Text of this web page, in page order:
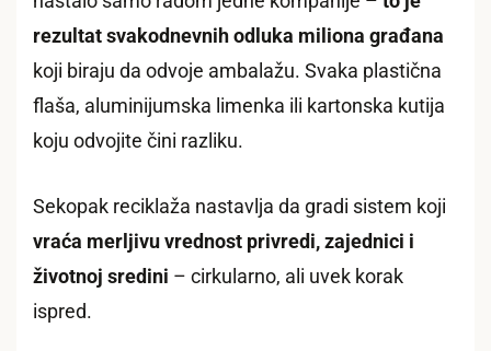
rezultat svakodnevnih odluka miliona građana
koji biraju da odvoje ambalažu. Svaka plastična
flaša, aluminijumska limenka ili kartonska kutija
koju odvojite čini razliku.
Sekopak reciklaža nastavlja da gradi sistem koji
vraća merljivu vrednost privredi, zajednici i
životnoj sredini – cirkularno, ali uvek korak
ispred.